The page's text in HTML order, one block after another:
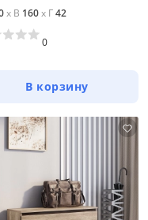
x В 160x Г42
0
В корзину